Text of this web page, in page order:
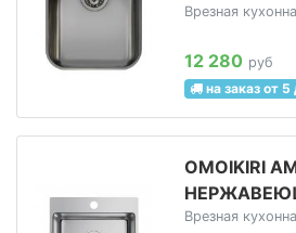
Врезная
12 280 руб
на заказ от 5
OMOIKIRI
Врезная